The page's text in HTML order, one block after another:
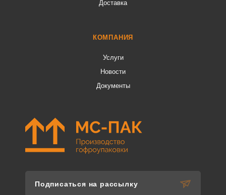
Доставка
КОМПАНИЯ
Услуги
Новости
Документы
Подписаться на рассылку